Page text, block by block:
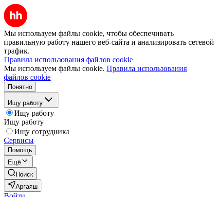
Мы используем файлы cookie, чтобы обеспечивать
правильную работу нашего веб-сайта и анализировать сетевой
трафик.
Правила использования файлов cookie
Мы используем файлы cookie. Правила использования
файлов cookie
Понятно
Ищу работу
Ищу работу
Ищу работу
Ищу сотрудника
Сервисы
Помощь
Ещё
Поиск
Аргаяш